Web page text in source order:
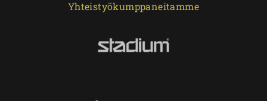
Yhteistyökumppaneitamme